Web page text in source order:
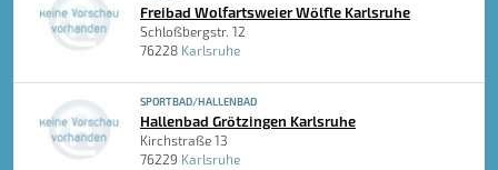
Freibad Wolfartsweier Wölfle Karlsruhe
Schloßbergstr. 12
76228 Karlsruhe
SPORTBAD/HALLENBAD
Hallenbad Grötzingen Karlsruhe
Kirchstraße 13
76229 Karlsruhe